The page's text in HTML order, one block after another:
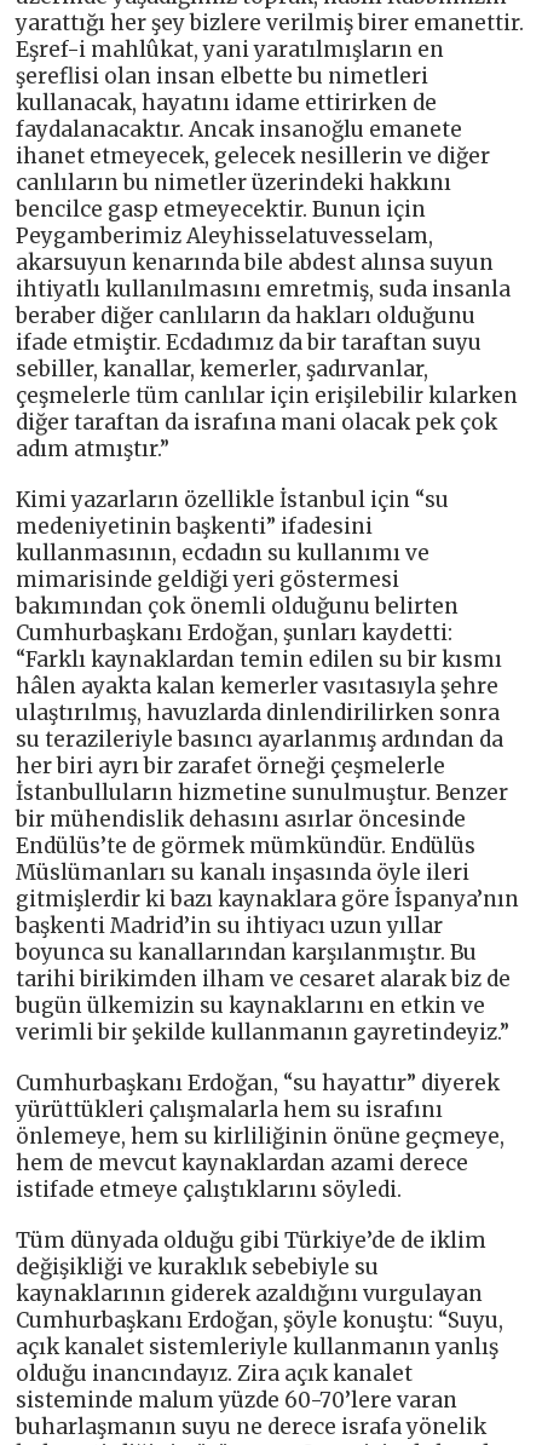
yarattığı her şey bizlere verilmiş birer emanettir.
Eşref-i mahlûkat, yani yaratılmışların en
şereflisi olan insan elbette bu nimetleri
kullanacak, hayatını idame ettirirken de
faydalanacaktır. Ancak insanoğlu emanete
ihanet etmeyecek, gelecek nesillerin ve diğer
canlıların bu nimetler üzerindeki hakkını
bencilce gasp etmeyecektir. Bunun için
Peygamberimiz Aleyhisselatuvesselam,
akarsuyun kenarında bile abdest alınsa suyun
ihtiyatlı kullanılmasını emretmiş, suda insanla
beraber diğer canlıların da hakları olduğunu
ifade etmiştir. Ecdadımız da bir taraftan suyu
sebiller, kanallar, kemerler, şadırvanlar,
çeşmelerle tüm canlılar için erişilebilir kılarken
diğer taraftan da israfına mani olacak pek çok
adım atmıştır.”
Kimi yazarların özellikle İstanbul için “su
medeniyetinin başkenti” ifadesini
kullanmasının, ecdadın su kullanımı ve
mimarisinde geldiği yeri göstermesi
bakımından çok önemli olduğunu belirten
Cumhurbaşkanı Erdoğan, şunları kaydetti:
“Farklı kaynaklardan temin edilen su bir kısmı
hâlen ayakta kalan kemerler vasıtasıyla şehre
ulaştırılmış, havuzlarda dinlendirilirken sonra
su terazileriyle basıncı ayarlanmış ardından da
her biri ayrı bir zarafet örneği çeşmelerle
İstanbulluların hizmetine sunulmuştur. Benzer
bir mühendislik dehasını asırlar öncesinde
Endülüs’te de görmek mümkündür. Endülüs
Müslümanları su kanalı inşasında öyle ileri
gitmişlerdir ki bazı kaynaklara göre İspanya’nın
başkenti Madrid’in su ihtiyacı uzun yıllar
boyunca su kanallarından karşılanmıştır. Bu
tarihi birikimden ilham ve cesaret alarak biz de
bugün ülkemizin su kaynaklarını en etkin ve
verimli bir şekilde kullanmanın gayretindeyiz.”
Cumhurbaşkanı Erdoğan, “su hayattır” diyerek
yürüttükleri çalışmalarla hem su israfını
önlemeye, hem su kirliliğinin önüne geçmeye,
hem de mevcut kaynaklardan azami derece
istifade etmeye çalıştıklarını söyledi.
Tüm dünyada olduğu gibi Türkiye’de de iklim
değişikliği ve kuraklık sebebiyle su
kaynaklarının giderek azaldığını vurgulayan
Cumhurbaşkanı Erdoğan, şöyle konuştu: “Suyu,
açık kanalet sistemleriyle kullanmanın yanlış
olduğu inancındayız. Zira açık kanalet
sisteminde malum yüzde 60-70’lere varan
buharlaşmanın suyu ne derece israfa yönelik